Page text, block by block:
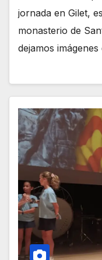
jornada en Gilet,
monasterio de
dejamos imágenes